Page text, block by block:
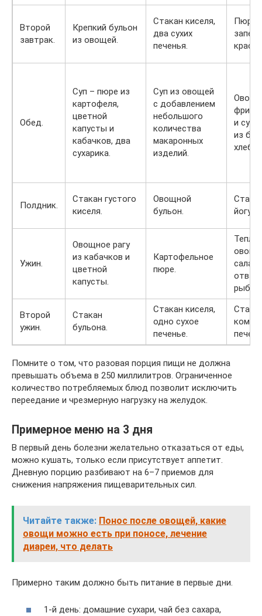
Второй
завтрак.
Крепкий бульон
из овощей.
Стакан киселя,
два сухих
печенья.
Пюре
Обед.
Суп – пюре из
картофеля,
цветной
капусты и
кабачков, два
сухарика.
Суп из овощей
с добавлением
небольшого
количества
макаронных
изделий.
и
из
хлеба.
Полдник.
Стакан густого
киселя.
Овощной
бульон.
Ужин.
Овощное рагу
из кабачков и
цветной
капусты.
Картофельное
пюре.
салат,
рыбы.
Второй
ужин.
Стакан
бульона.
Стакан киселя,
одно сухое
печенье.
Помните о том, что разовая порция пищи не должна
превышать объема в 250 миллилитров. Ограниченное
количество потребляемых блюд позволит исключить
переедание и чрезмерную нагрузку на желудок.
Примерное меню на 3 дня
В первый день болезни желательно отказаться от еды,
можно кушать, только если присутствует аппетит.
Дневную порцию разбивают на 6–7 приемов для
снижения напряжения пищеварительных сил.
Читайте также: Понос после овощей, какие
овощи можно есть при поносе, лечение
диареи, что делать
Примерно таким должно быть питание в первые дни.
1-й день: домашние сухари, чай без сахара,